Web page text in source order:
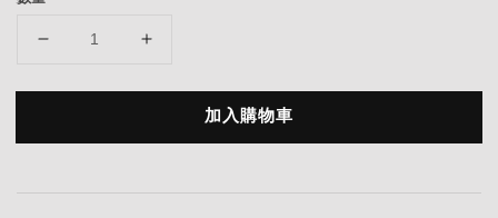
加入購物車